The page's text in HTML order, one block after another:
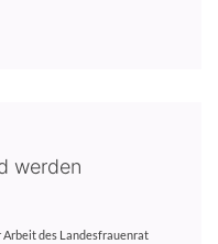
werden
Arbeit des Landesfrauenrat